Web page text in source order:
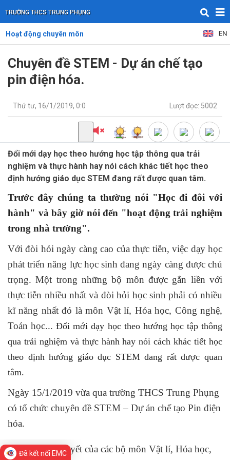
TRƯỜNG THCS TRUNG PHỤNG
Hoạt động chuyên môn
Chuyên đề STEM - Dự án chế tạo
pin điện hóa.
Thứ tư, 16/1/2019, 0:0 Lượt đọc: 5002
Đổi mới dạy học theo hướng học tập thông qua trải
nghiệm và thực hành hay nói cách khác tiết học theo
định hướng giáo dục STEM đang rất được quan tâm.
Trước đây chúng ta thường nói "Học đi đôi với
hành" và bây giờ nói đến "hoạt động trải nghiệm
trong nhà trường".
Với đòi hỏi ngày càng cao của thực tiễn, việc dạy học
phát triển năng lực học sinh đang ngày càng được chú
trọng. Một trong những bộ môn được gắn liền với
thực tiễn nhiều nhất và đòi hỏi học sinh phải có nhiều
kĩ năng nhất đó là môn Vật lí, Hóa học, Công nghệ,
Toán học... Đổi mới dạy học theo hướng học tập thông
qua trải nghiệm và thực hành hay nói cách khác tiết học
theo định hướng giáo dục STEM đang rất được quan
tâm.
Ngày 15/1/2019 vừa qua trường THCS Trung Phụng
có tổ chức chuyên đề STEM – Dự án chế tạo Pin điện
hóa.
Vận dụng lí thuyết của các bộ môn Vật lí, Hóa học,
Đã kết nối EMC